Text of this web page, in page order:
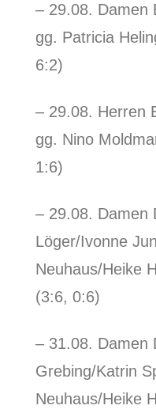
– 29.08. Damen
gg. Patricia
6:2)
– 29.08. Herren
gg. Nino
1:6)
– 29.08. Damen
Löger/Ivonne
Neuhaus/Heike
(3:6, 0:6)
– 31.08. Damen
Grebing/Katrin
Neuhaus/Heike